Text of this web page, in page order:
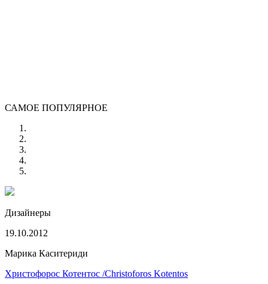
САМОЕ ПОПУЛЯРНОЕ
Дизайнеры
19.10.2012
Марика Каситериди
Христофорос Котентос /Christoforos Kotentos